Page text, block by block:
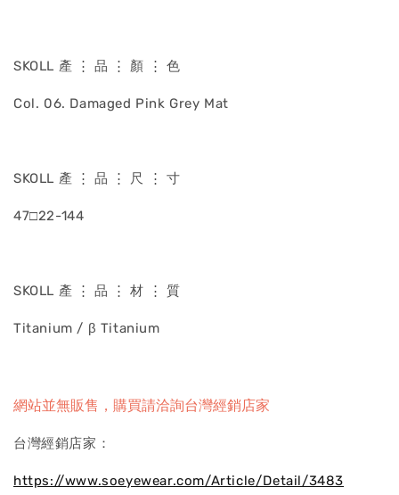
SKOLL 產 ⋮ 品 ⋮ 顏 ⋮ 色
Col. 06. Damaged Pink Grey Mat
SKOLL 產 ⋮ 品 ⋮ 尺 ⋮ 寸
47□22-144
SKOLL 產 ⋮ 品 ⋮ 材 ⋮ 質
Titanium / β Titanium
網站並無販售，購買請洽詢台灣經銷店家
台灣經銷店家：
https://www.soeyewear.com/Article/Detail/3483